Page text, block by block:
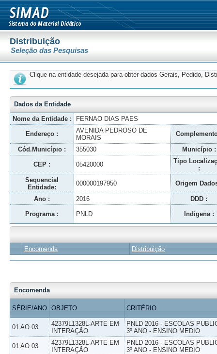
Distribuição
Seleção das Pesquisas
Clique na entidade desejada para obter dados Gerais, Pedido,
Dados da Entidade
Nome da Entidade :
FERNAO DIAS PAES
Endereço :
AVENIDA PEDROSO DE
MORAIS
Cód.Município : 355030 Município :
CEP : 05420000
Tipo
:
Sequencial
Entidade:
000000197950 Origem
Ano : 2016 DDD :
Programa : PNLD Indígena :
Encomenda Distribuição
Encomenda
SÉRIE/ANO OBJETO CRITÉRIO
01 AO 03
42379L1328L-ARTE EM
INTERAÇÃO
PNLD 2016 - ESCOLAS
3º ANO - ENSINO MEDIO
01 AO 03
42379L1328L-ARTE EM
INTERAÇÃO
PNLD 2016 - ESCOLAS
3º ANO - ENSINO MEDIO